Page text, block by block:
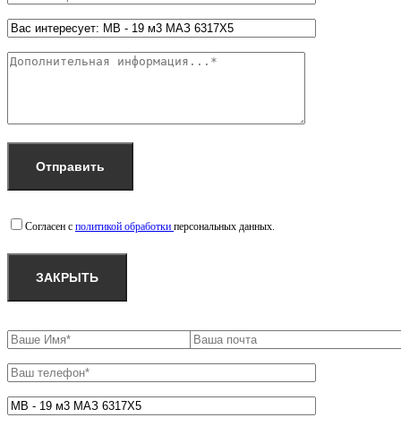
Согласен с политикой обработки персональных данных.
ЗАКРЫТЬ